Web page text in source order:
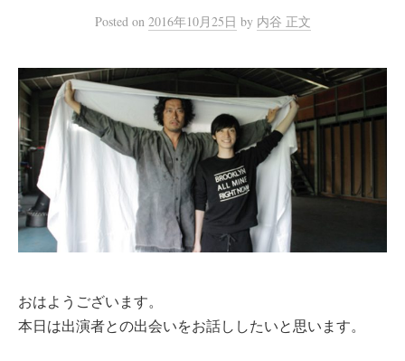
Posted on 2016年10月25日 by 内谷 正文
おはようございます。
本日は出演者との出会いをお話ししたいと思います。